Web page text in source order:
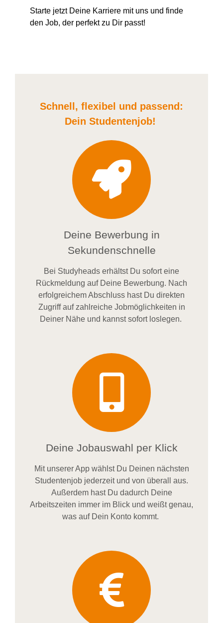
Starte jetzt Deine Karriere mit uns und finde
den Job, der perfekt zu Dir passt!
Schnell, flexibel und passend:
Dein Studentenjob!
Deine Bewerbung in
Sekundenschnelle
Bei Studyheads erhältst Du sofort eine
Rückmeldung auf Deine Bewerbung. Nach
erfolgreichem Abschluss hast Du direkten
Zugriff auf zahlreiche Jobmöglichkeiten in
Deiner Nähe und kannst sofort loslegen.
Deine Jobauswahl per Klick
Mit unserer App wählst Du Deinen nächsten
Studentenjob jederzeit und von überall aus.
Außerdem hast Du dadurch Deine
Arbeitszeiten immer im Blick und weißtgenau,
was auf Dein Konto kommt.